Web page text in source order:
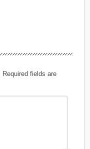
Required fields are